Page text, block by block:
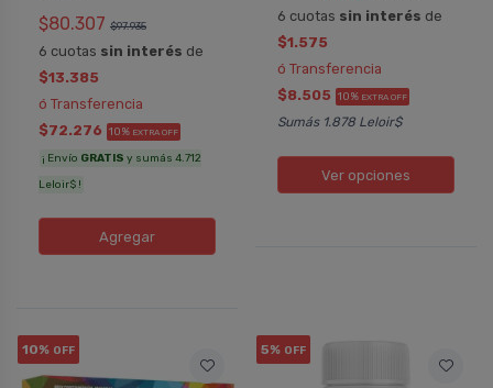
$80.307 $97.935
6 cuotas sin interés de
$13.385
ó Transferencia
$72.276 10% EXTRA OFF
¡ Envío GRATIS y sumás 4.712
Leloir$ !
Agregar
6 cuotas sin interés de
$1.575
ó Transferencia
$8.505 10% EXTRA OFF
Sumás 1.878 Leloir$
Ver opciones
10% OFF 5% OFF